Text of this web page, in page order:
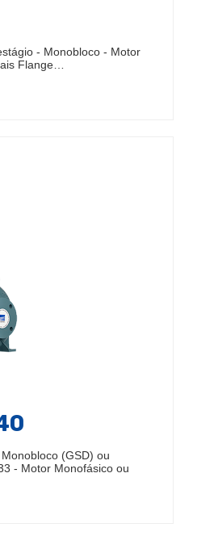
- Monobloco - Motor
Flange…
(GSD) ou
- Motor Monofásico ou